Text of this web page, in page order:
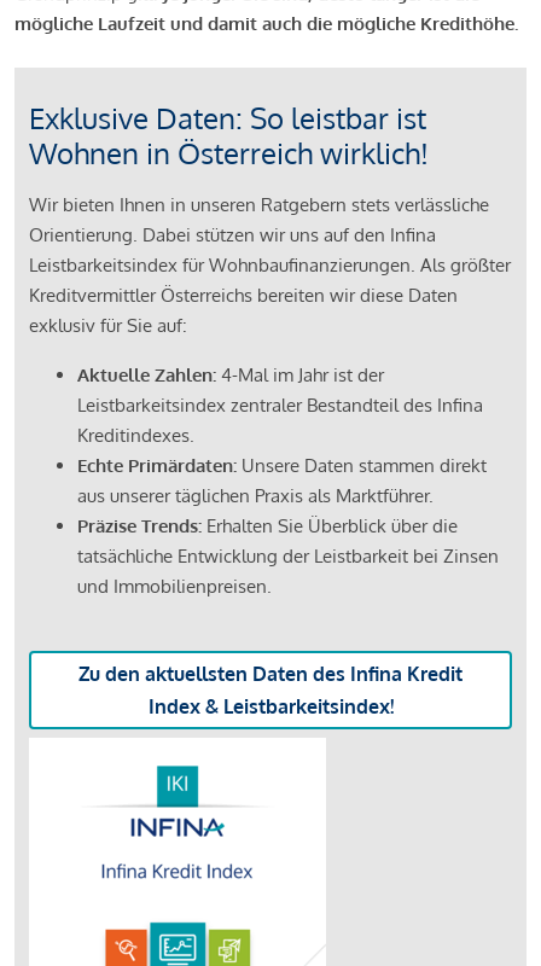
mögliche Laufzeit und damit auch die mögliche Kredithöhe.
Exklusive Daten: So leistbar ist
Wohnen in Österreich wirklich!
Wir bieten Ihnen in unseren Ratgebern stets verlässliche
Orientierung. Dabei stützen wir uns auf den Infina
Leistbarkeitsindex für Wohnbaufinanzierungen. Als größter
Kreditvermittler Österreichs bereiten wir diese Daten
exklusiv für Sie auf:
Aktuelle Zahlen: 4-Mal im Jahr ist der
Leistbarkeitsindex zentraler Bestandteil des Infina
Kreditindexes.
Echte Primärdaten: Unsere Daten stammen direkt
aus unserer täglichen Praxis als Marktführer.
Präzise Trends: Erhalten Sie Überblick über die
tatsächliche Entwicklung der Leistbarkeit bei Zinsen
und Immobilienpreisen.
Zu den aktuellsten Daten des Infina Kredit
Index & Leistbarkeitsindex!